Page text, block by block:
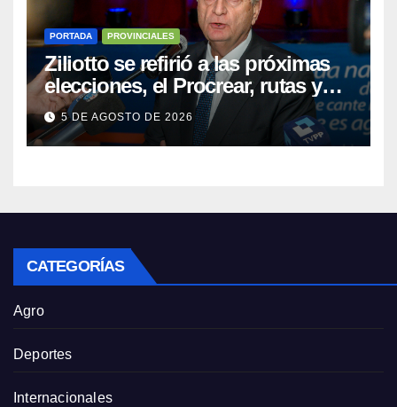
PORTADA PROVINCIALES
Ziliotto se refirió a las próximas
elecciones, el Procrear, rutas y
Vaca Muerta
5 DE AGOSTO DE 2026
CATEGORÍAS
Agro
Deportes
Internacionales